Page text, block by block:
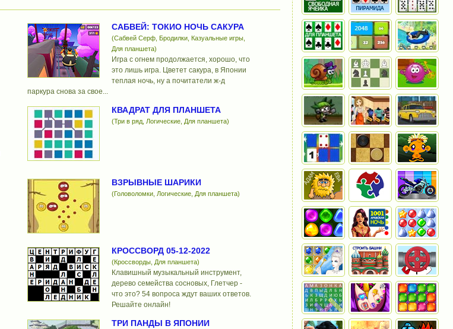
САБВЕЙ: ТОКИО НОЧЬ САКУРА
(Сабвей Серф, Бродилки, Казуальные игры,
Для планшета)
Игра с огнем продолжается, хорошо, что
это лишь игра. Цветет сакура, в Японии
теплая ночь, ну а почитатели ж-д
паркура снова за свое...
КВАДРАТ ДЛЯ ПЛАНШЕТА
(Три в ряд, Логические, Для планшета)
ВЗРЫВНЫЕ ШАРИКИ
(Головоломки, Логические, Для планшета)
КРОССВОРД 05-12-2022
(Кроссворды, Для планшета)
Клавишный музыкальный инструмент,
дерево семейства сосновых, Глетчер -
что это? 54 вопроса ждут ваших ответов.
Решайте онлайн!
ТРИ ПАНДЫ В ЯПОНИИ